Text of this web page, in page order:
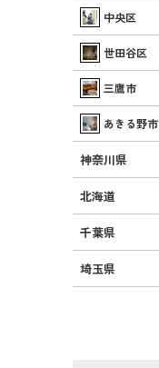
中央区
世田谷区
三鷹市
あきる野市
神奈川県
北海道
千葉県
埼玉県